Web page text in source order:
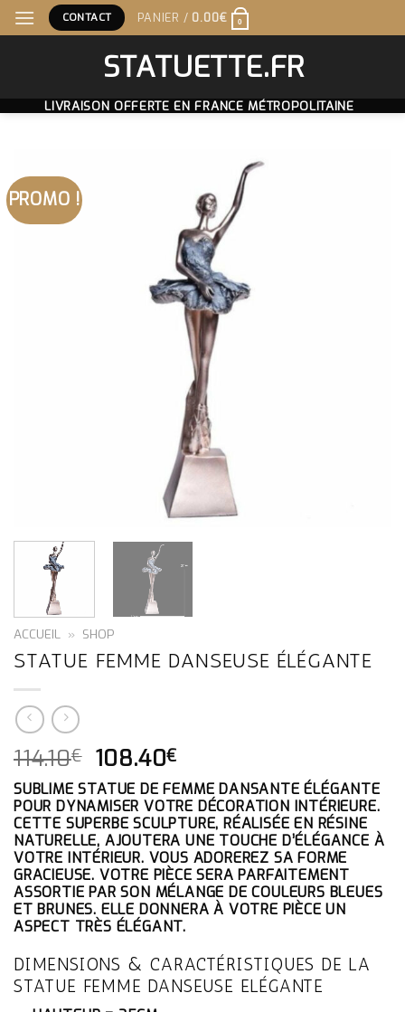
Skip
to
CONTACT PANIER / 0.00€ 0
STATUETTE.FR
LIVRAISON OFFERTE EN FRANCE MÉTROPOLITAINE
PROMO !
ACCUEIL » SHOP
STATUE FEMME DANSEUSE ÉLÉGANTE
114.10€ LE
PRIX
INITIAL
ÉTAIT :
114.10€.
108.40€
PRIX
ACTUEL
EST :
108.40€.
SUBLIME STATUE DE FEMME DANSANTE ÉLÉGANTE
POUR DYNAMISER VOTRE DÉCORATION INTÉRIEURE.
CETTE SUPERBE SCULPTURE, RÉALISÉE EN RÉSINE
NATURELLE, AJOUTERA UNE TOUCHE D’ÉLÉGANCE À
VOTRE INTÉRIEUR. VOUS ADOREREZ SA FORME
GRACIEUSE. VOTRE PIÈCE SERA PARFAITEMENT
ASSORTIE PAR SON MÉLANGE DE COULEURS BLEUES
ET BRUNES. ELLE DONNERA À VOTRE PIÈCE UN
ASPECT TRÈS ÉLÉGANT.
DIMENSIONS & CARACTÉRISTIQUES DE LA
STATUE FEMME DANSEUSE ELÉGANTE